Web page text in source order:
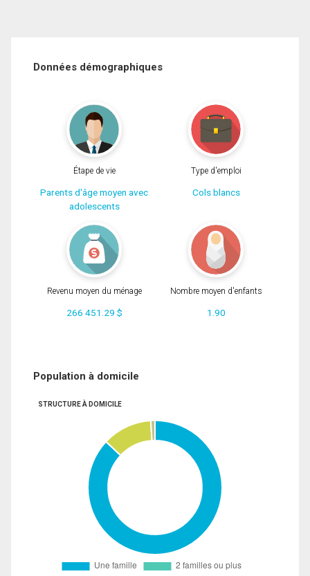
Données démographiques
Étape de vie
Parents d'âge moyen avec
adolescents
Type d'emploi
Cols blancs
Revenu moyen du ménage
266 451.29 $
Nombre moyen d'enfants
1.90
Population à domicile
STRUCTURE À DOMICILE